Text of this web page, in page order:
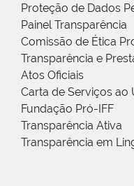
Proteção de Dados
Painel Transparência
Comissão de Ética
Transparência e
Atos Oficiais
Carta de Serviços ao
Fundação Pró-IFF
Transparência Ativa
Transparência em